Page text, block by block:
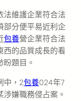
法維護企業符合法
部分便平易近利企
包養營企業符合法
西的品質成長的看
題目。
中，2包養024年7
嫌職務侵占案。